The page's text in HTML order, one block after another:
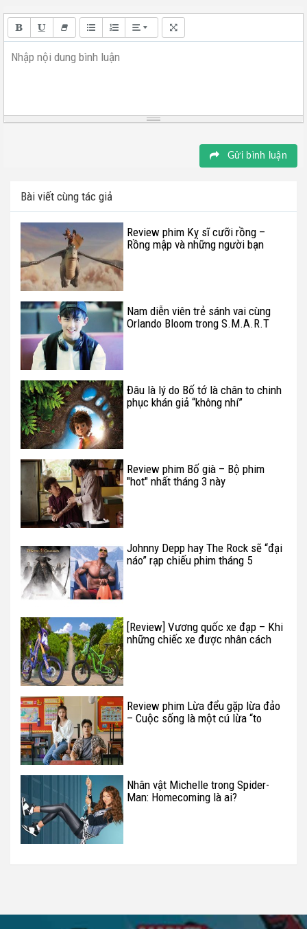
Nhập nội dung bình luận
Gửi bình luận
Bài viết cùng tác giả
Review phim Kỵ sĩ cưỡi rồng –
Rồng mập và những người bạn
Nam diễn viên trẻ sánh vai cùng
Orlando Bloom trong S.M.A.R.T
Đâu là lý do Bố tớ là chân to chinh
phục khán giả “không nhí”
Review phim Bố già – Bộ phim
"hot" nhất tháng 3 này
Johnny Depp hay The Rock sẽ “đại
náo” rạp chiếu phim tháng 5
[Review] Vương quốc xe đạp – Khi
những chiếc xe được nhân cách
Review phim Lừa đểu gặp lừa đảo
– Cuộc sống là một cú lừa “to
Nhân vật Michelle trong Spider-
Man: Homecoming là ai?